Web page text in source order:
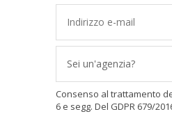
Sei un'agenzia?
Consenso al trattamento
6 e segg. Del GDPR 679/